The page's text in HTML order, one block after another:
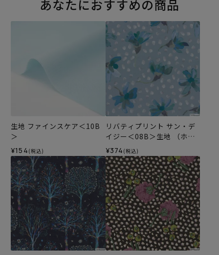
あなたにおすすめの商品
生地 ファインスケア＜10B
＞
¥154 (税込)
リバティプリント サン・デ
イジー＜08B＞生地 （ホビ
ーラホビーレオリジナル）2
026SS
¥374 (税込)